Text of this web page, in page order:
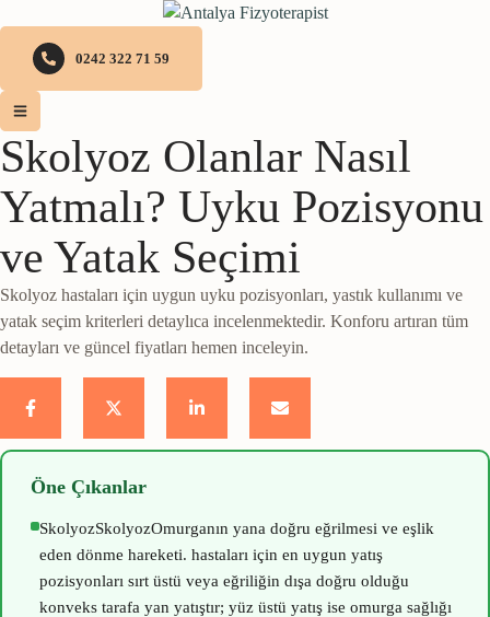
0242 322 71 59
Skolyoz Olanlar Nasıl
Yatmalı? Uyku Pozisyonu
ve Yatak Seçimi
Skolyoz hastaları için uygun uyku pozisyonları, yastık kullanımı ve
yatak seçim kriterleri detaylıca incelenmektedir. Konforu artıran tüm
detayları ve güncel fiyatları hemen inceleyin.
Öne Çıkanlar
SkolyozSkolyozOmurganın yana doğru eğrilmesi ve eşlik
eden dönme hareketi. hastaları için en uygun yatış
pozisyonları sırt üstü veya eğriliğin dışa doğru olduğu
konveks tarafa yan yatıştır; yüz üstü yatış ise omurga sağlığı